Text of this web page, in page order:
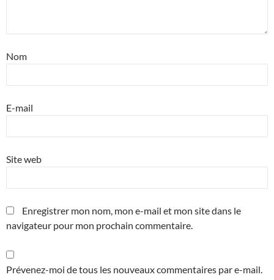
Nom
E-mail
Site web
Enregistrer mon nom, mon e-mail et mon site dans le
navigateur pour mon prochain commentaire.
Prévenez-moi de tous les nouveaux commentaires par e-mail.